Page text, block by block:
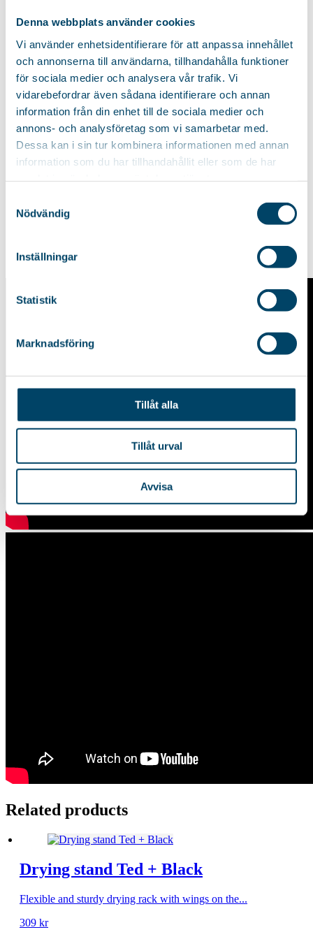
Denna webbplats använder cookies
Vi använder enhetsidentifierare för att anpassa innehållet
och annonserna till användarna, tillhandahålla funktioner
för sociala medier och analysera vår trafik. Vi
vidarebefordrar även sådana identifierare och annan
information från din enhet till de sociala medier och
annons- och analysföretag som vi samarbetar med.
Dessa kan i sin tur kombinera informationen med annan
information som du har tillhandahållit eller som de har
Nödvändig
Inställningar
Statistik
Marknadsföring
Tillåt alla
Tillåt urval
Avvisa
Related products
Drying stand Ted + Black
Flexible and sturdy drying rack with wings on the...
309 kr